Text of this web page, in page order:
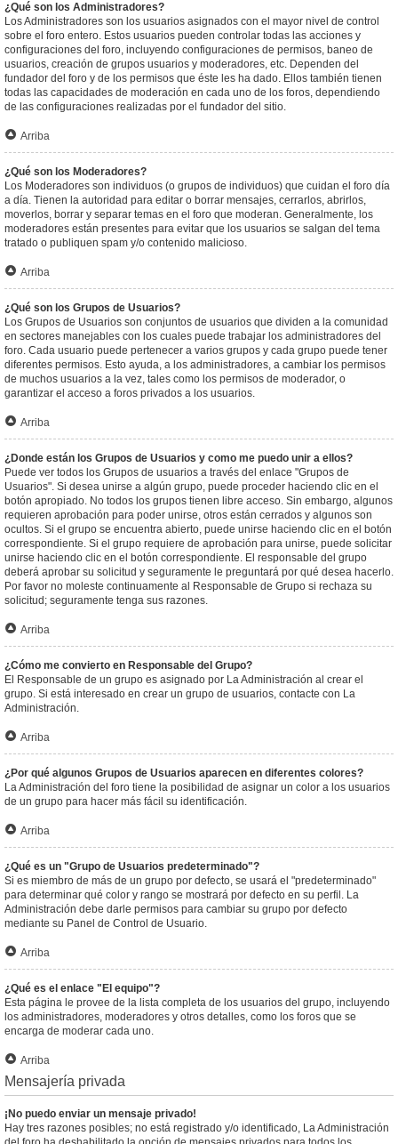
¿Qué son los Administradores?
Los Administradores son los usuarios asignados con el mayor nivel de control
sobre el foro entero. Estos usuarios pueden controlar todas las acciones y
configuraciones del foro, incluyendo configuraciones de permisos, baneo de
usuarios, creación de grupos usuarios y moderadores, etc. Dependen del
fundador del foro y de los permisos que éste les ha dado. Ellos también tienen
todas las capacidades de moderación en cada uno de los foros, dependiendo
de las configuraciones realizadas por el fundador del sitio.
Arriba
¿Qué son los Moderadores?
Los Moderadores son individuos (o grupos de individuos) que cuidan el foro día
a día. Tienen la autoridad para editar o borrar mensajes, cerrarlos, abrirlos,
moverlos, borrar y separar temas en el foro que moderan. Generalmente, los
moderadores están presentes para evitar que los usuarios se salgan del tema
tratado o publiquen spam y/o contenido malicioso.
Arriba
¿Qué son los Grupos de Usuarios?
Los Grupos de Usuarios son conjuntos de usuarios que dividen a la comunidad
en sectores manejables con los cuales puede trabajar los administradores del
foro. Cada usuario puede pertenecer a varios grupos y cada grupo puede tener
diferentes permisos. Esto ayuda, a los administradores, a cambiar los permisos
de muchos usuarios a la vez, tales como los permisos de moderador, o
garantizar el acceso a foros privados a los usuarios.
Arriba
¿Donde están los Grupos de Usuarios y como me puedo unir a ellos?
Puede ver todos los Grupos de usuarios a través del enlace "Grupos de
Usuarios". Si desea unirse a algún grupo, puede proceder haciendo clic en el
botón apropiado. No todos los grupos tienen libre acceso. Sin embargo, algunos
requieren aprobación para poder unirse, otros están cerrados y algunos son
ocultos. Si el grupo se encuentra abierto, puede unirse haciendo clic en el botón
correspondiente. Si el grupo requiere de aprobación para unirse, puede solicitar
unirse haciendo clic en el botón correspondiente. El responsable del grupo
deberá aprobar su solicitud y seguramente le preguntará por qué desea hacerlo.
Por favor no moleste continuamente al Responsable de Grupo si rechaza su
solicitud; seguramente tenga sus razones.
Arriba
¿Cómo me convierto en Responsable del Grupo?
El Responsable de un grupo es asignado por La Administración al crear el
grupo. Si está interesado en crear un grupo de usuarios, contacte con La
Administración.
Arriba
¿Por qué algunos Grupos de Usuarios aparecen en diferentes colores?
La Administración del foro tiene la posibilidad de asignar un color a los usuarios
de un grupo para hacer más fácil su identificación.
Arriba
¿Qué es un "Grupo de Usuarios predeterminado"?
Si es miembro de más de un grupo por defecto, se usará el "predeterminado"
para determinar qué color y rango se mostrará por defecto en su perfil. La
Administración debe darle permisos para cambiar su grupo por defecto
mediante su Panel de Control de Usuario.
Arriba
¿Qué es el enlace "El equipo"?
Esta página le provee de la lista completa de los usuarios del grupo, incluyendo
los administradores, moderadores y otros detalles, como los foros que se
encarga de moderar cada uno.
Arriba
Mensajería privada
¡No puedo enviar un mensaje privado!
Hay tres razones posibles; no está registrado y/o identificado, La Administración